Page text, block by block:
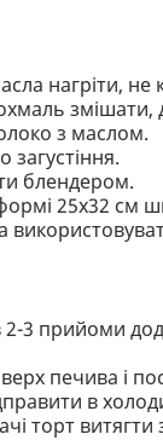
нагріти, не
змішати,
з маслом.
блендером.
25х32 см
3 прийоми
печива і
в
торт